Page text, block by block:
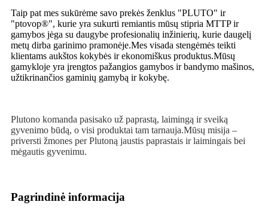
Taip pat mes sukūrėme savo prekės ženklus "PLUTO" ir
"ptovop®", kurie yra sukurti remiantis mūsų stipria MTTP ir
gamybos jėga su daugybe profesionalių inžinierių, kurie daugelį
metų dirba garinimo pramonėje.Mes visada stengėmės teikti
klientams aukštos kokybės ir ekonomiškus produktus.Mūsų
gamykloje yra įrengtos pažangios gamybos ir bandymo mašinos,
užtikrinančios gaminių gamybą ir kokybę.
Plutono komanda pasisako už paprastą, laimingą ir sveiką
gyvenimo būdą, o visi produktai tam tarnauja.Mūsų misija –
priversti žmones per Plutoną jaustis paprastais ir laimingais bei
mėgautis gyvenimu.
Pagrindinė informacija